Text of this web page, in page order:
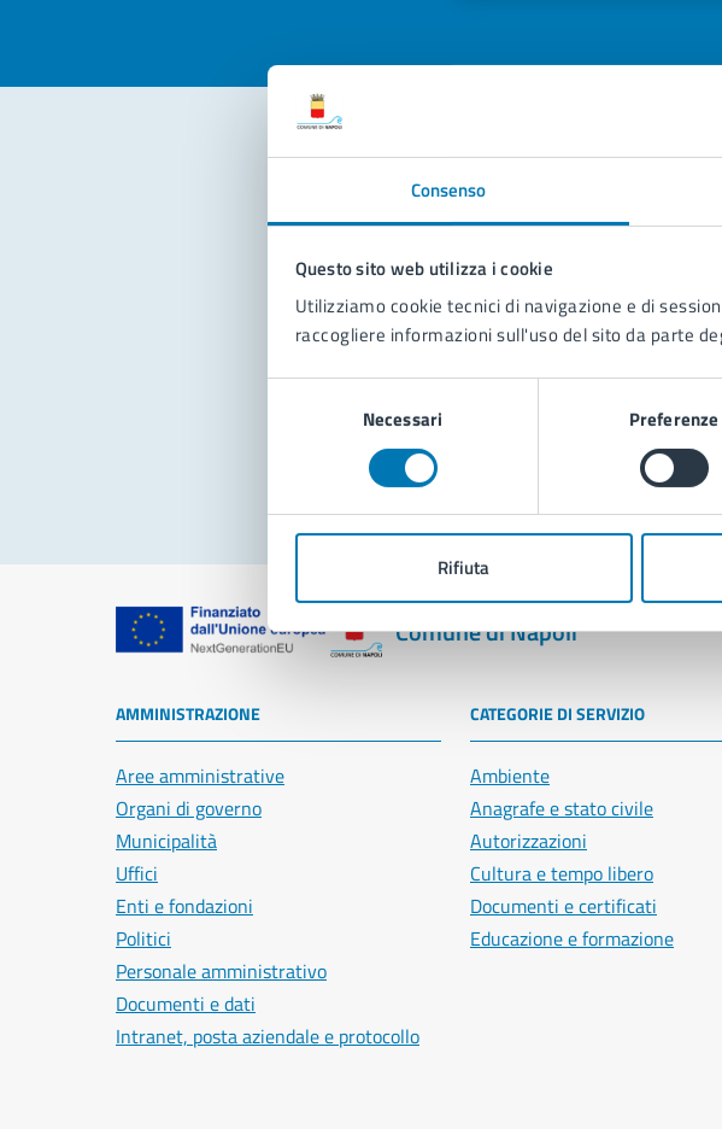
Consenso
Questo sito web utilizza i cookie
Utilizziamo cookie tecnici di navigazione e di
raccogliere informazioni sull'uso del sito da parte
Necessari Preferenze
Rifiuta
Richiedi assistenza
Prenota
Problemi in città
Segnala disservizio
Comune di Napoli
AMMINISTRAZIONE
Aree amministrative
Organi di governo
Municipalità
Uffici
Enti e fondazioni
Politici
Personale amministrativo
Documenti e dati
Intranet, posta aziendale e protocollo
CATEGORIE DI SERVIZIO
Ambiente
Anagrafe e stato civile
Autorizzazioni
Cultura e tempo libero
Documenti e certificati
Educazione e formazione